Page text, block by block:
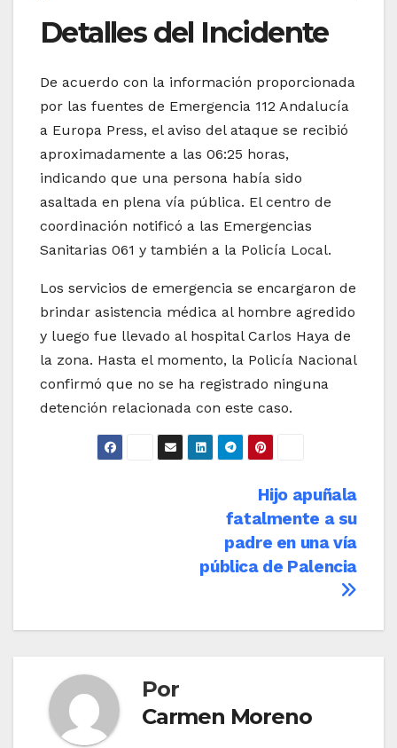
Detalles del Incidente
De acuerdo con la información proporcionada
por las fuentes de Emergencia 112 Andalucía
a Europa Press, el aviso del ataque se recibió
aproximadamente a las 06:25 horas,
indicando que una persona había sido
asaltada en plena vía pública. El centro de
coordinación notificó a las Emergencias
Sanitarias 061 y también a la Policía Local.
Los servicios de emergencia se encargaron de
brindar asistencia médica al hombre agredido
y luego fue llevado al hospital Carlos Haya de
la zona. Hasta el momento, la Policía Nacional
confirmó que no se ha registrado ninguna
detención relacionada con este caso.
Hijo apuñala
fatalmente a su
padre en una vía
pública de Palencia
Por
Carmen Moreno